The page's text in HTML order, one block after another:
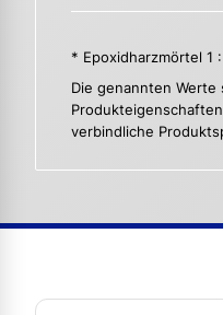
* Epoxidharzmörtel 1
Die genannten
verbindliche